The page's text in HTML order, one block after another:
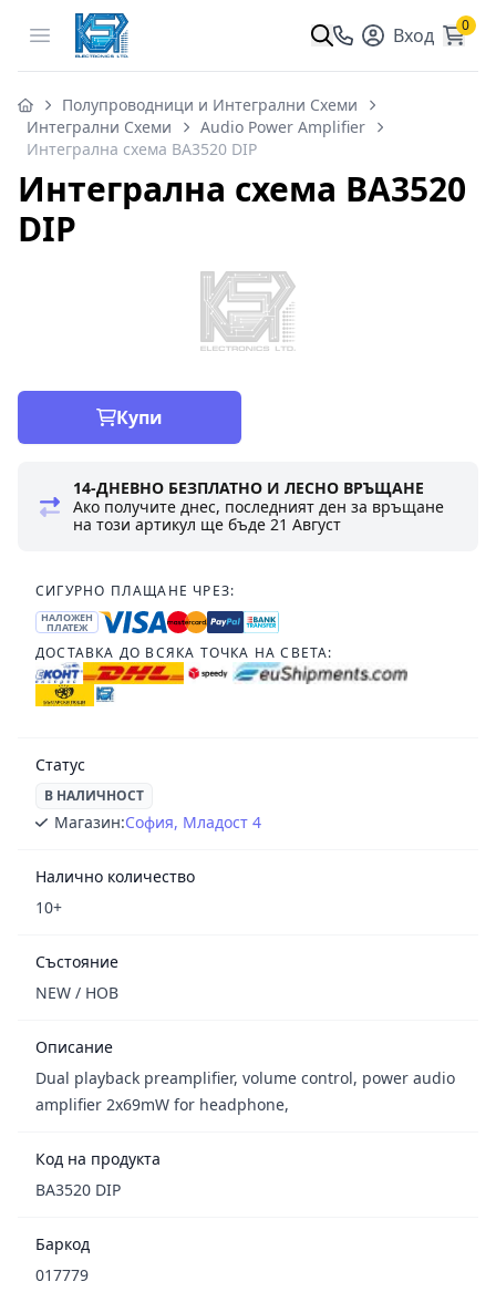
Open menu Вход 0
Полупроводници и Интегрални Схеми
Интегрални Схеми
Audio Power Amplifier
Интегрална схема BA3520 DIP
Интегрална схема BA3520
DIP
Купи
14-ДНЕВНО БЕЗПЛАТНО И ЛЕСНО ВРЪЩАНЕ
Ако получите днес, последният ден за връщане
на този артикул ще бъде21 Август
СИГУРНО ПЛАЩАНЕ ЧРЕЗ:
НАЛОЖЕН
ПЛАТЕЖ
ДОСТАВКА ДО ВСЯКА ТОЧКА НА СВЕТА:
Статус
В НАЛИЧНОСТ
Магазин:София, Младост 4
Налично количество
10+
Състояние
NEW / НОВ
Описание
Dual playback preamplifier, volume control, power audio
amplifier 2x69mW for headphone,
Код на продукта
BA3520 DIP
Баркод
017779